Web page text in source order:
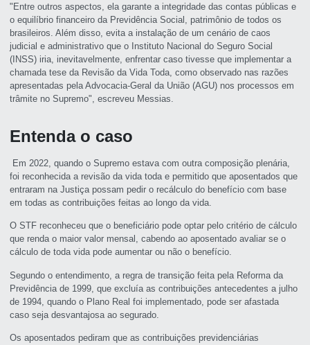
"Entre outros aspectos, ela garante a integridade das contas públicas e
o equilíbrio financeiro da Previdência Social, patrimônio de todos os
brasileiros. Além disso, evita a instalação de um cenário de caos
judicial e administrativo que o Instituto Nacional do Seguro Social
(INSS) iria, inevitavelmente, enfrentar caso tivesse que implementar a
chamada tese da Revisão da Vida Toda, como observado nas razões
apresentadas pela Advocacia-Geral da União (AGU) nos processos em
trâmite no Supremo", escreveu Messias.
Entenda o caso
Em 2022, quando o Supremo estava com outra composição plenária,
foi reconhecida a revisão da vida toda e permitido que aposentados que
entraram na Justiça possam pedir o recálculo do benefício com base
em todas as contribuições feitas ao longo da vida.
O STF reconheceu que o beneficiário pode optar pelo critério de cálculo
que renda o maior valor mensal, cabendo ao aposentado avaliar se o
cálculo de toda vida pode aumentar ou não o benefício.
Segundo o entendimento, a regra de transição feita pela Reforma da
Previdência de 1999, que excluía as contribuições antecedentes a julho
de 1994, quando o Plano Real foi implementado, pode ser afastada
caso seja desvantajosa ao segurado.
Os aposentados pediram que as contribuições previdenciárias